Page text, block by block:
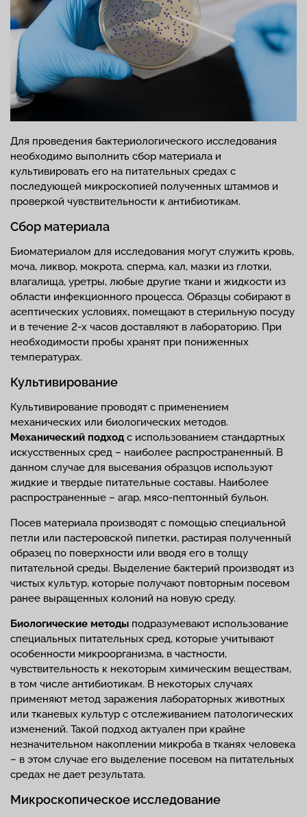
Для проведения бактериологического исследования
необходимо выполнить сбор материала и
культивировать его на питательных средах с
последующей микроскопией полученных штаммов и
проверкой чувствительности к антибиотикам.
Сбор материала
Биоматериалом для исследования могут служить кровь,
моча, ликвор, мокрота, сперма, кал, мазки из глотки,
влагалища, уретры, любые другие ткани и жидкости из
области инфекционного процесса. Образцы собирают в
асептических условиях, помещают в стерильную посуду
и в течение 2-х часов доставляют в лабораторию. При
необходимости пробы хранят при пониженных
температурах.
Культивирование
Культивирование проводят с применением
механических или биологических методов.
Механический подход с использованием стандартных
искусственных сред – наиболее распространенный. В
данном случае для высевания образцов используют
жидкие и твердые питательные составы. Наиболее
распространенные – агар, мясо-пептонный бульон.
Посев материала производят с помощью специальной
петли или пастеровской пипетки, растирая полученный
образец по поверхности или вводя его в толщу
питательной среды. Выделение бактерий производят из
чистых культур, которые получают повторным посевом
ранее выращенных колоний на новую среду.
Биологические методы подразумевают использование
специальных питательных сред, которые учитывают
особенности микроорганизма, в частности,
чувствительность к некоторым химическим веществам,
в том числе антибиотикам. В некоторых случаях
применяют метод заражения лабораторных животных
или тканевых культур с отслеживанием патологических
изменений. Такой подход актуален при крайне
незначительном накоплении микроба в тканях человека
– в этом случае его выделение посевом на питательных
средах не дает результата.
Микроскопическое исследование